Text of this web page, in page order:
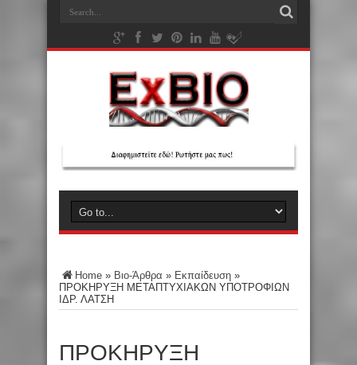
Home » Βιο-Άρθρα » Εκπαίδευση »
ΠΡΟΚΗΡΥΞΗ ΜΕΤΑΠΤΥΧΙΑΚΩΝ ΥΠΟΤΡΟΦΙΩΝ
ΙΔΡ. ΛΑΤΣΗ
ΠΡΟΚΗΡΥΞΗ